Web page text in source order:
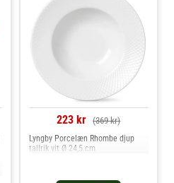
223 kr (369 kr)
Lyngby Porcelæn Rhombe djup
tallrik vit Ø 24,5 cm